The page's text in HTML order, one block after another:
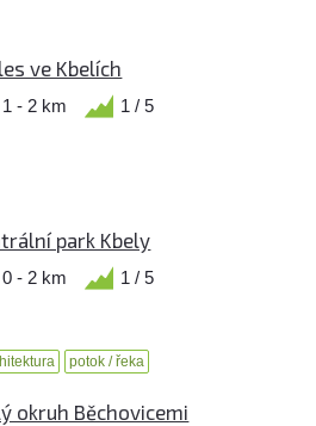
ve Kbelích
1 - 2 km 1 / 5
park Kbely
0 - 2 km 1 / 5
potok / řeka
okruh Běchovicemi